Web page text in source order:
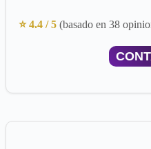
⭐ 4.4 / 5 (basado en 38